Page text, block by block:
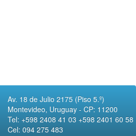
Av. 18 de Julio 2175 (Piso 5.º)
Montevideo, Uruguay - CP: 11200
Tel: +598 2408 41 03 +598 2401 60 58
Cel: 094 275 483